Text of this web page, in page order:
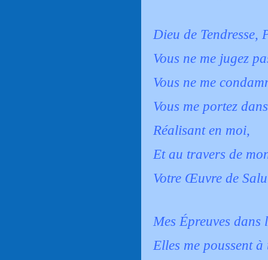
Dieu de Tendresse,
Vous ne me jugez
Vous ne me
Vous me portez
Réalisant en moi,
Et au travers de
Votre Œuvre de
Mes Épreuves
Elles me poussent